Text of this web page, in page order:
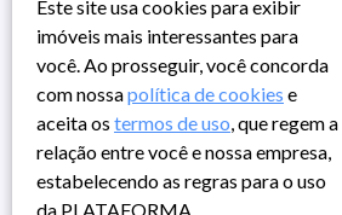
Este site usa cookies para exibir
imóveis mais interessantes para
você. Ao prosseguir, você concorda
com nossapolítica de cookies e
aceita os termos de uso, que regem a
relação entre você e nossa empresa,
estabelecendo as regras para o uso
da PLATAFORMA.